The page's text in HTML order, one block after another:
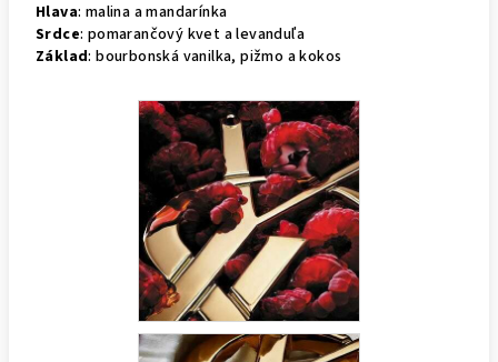
Hlava: malina a mandarínka
Srdce: pomarančový kvet a levanduľa
Základ: bourbonská vanilka, pižmo a kokos